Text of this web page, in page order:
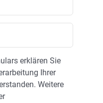
erklären Sie
Ihrer
Weitere